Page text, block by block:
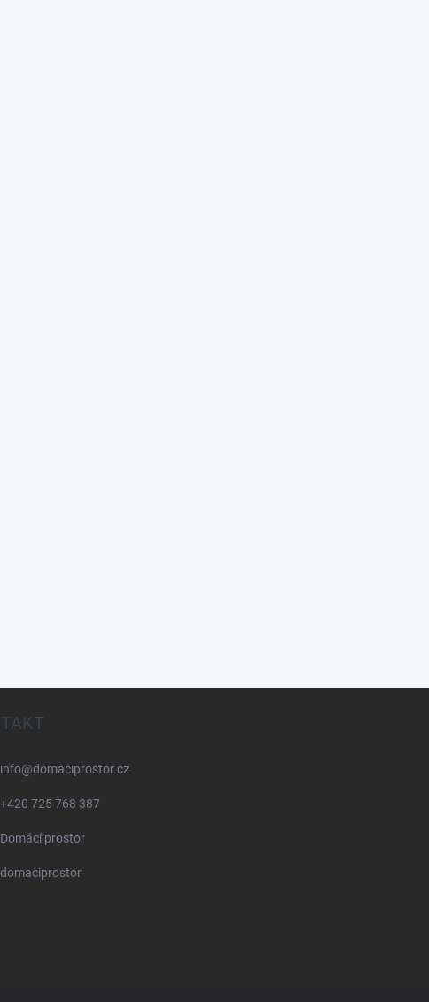
info@domaciprostor.cz
+420 725 768 387
Domácí prostor
domaciprostor